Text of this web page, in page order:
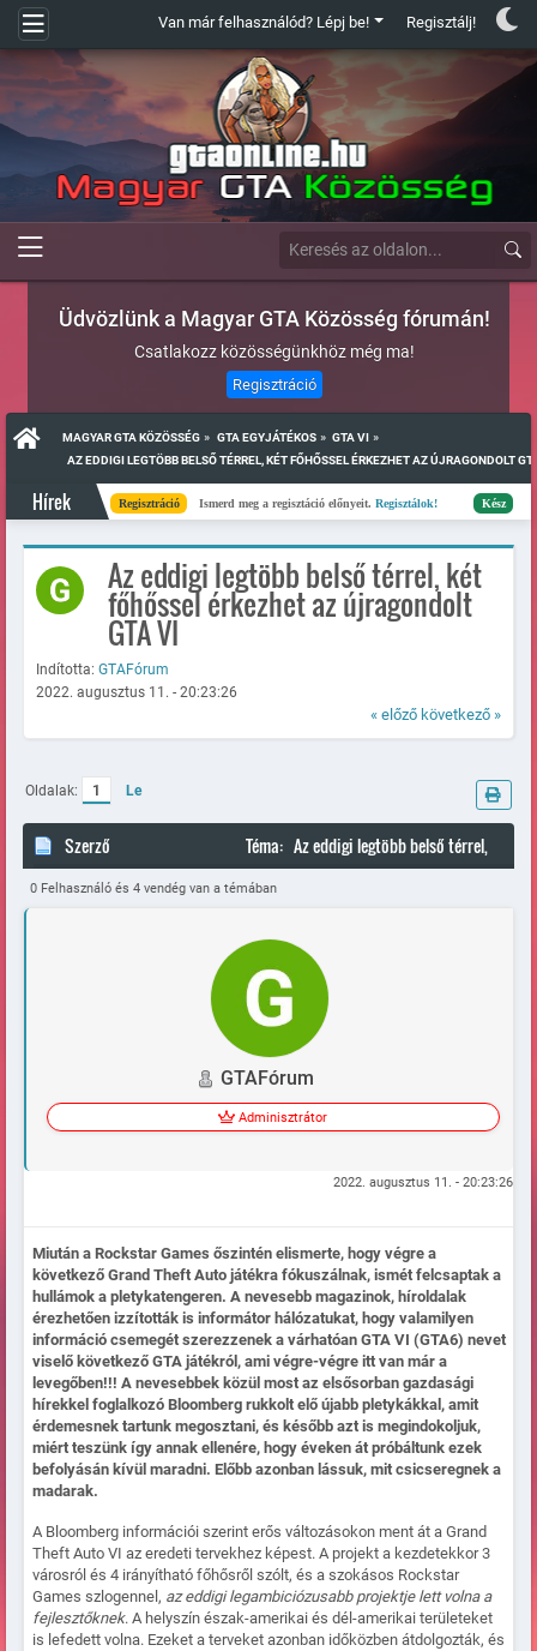
Van már felhasználód? Lépj be! Regisztálj!
Üdvözlünk a Magyar GTA Közösség fórumán!
Csatlakozz közösségünkhöz még ma!
Regisztráció
MAGYAR GTA KÖZÖSSÉG » GTA EGYJÁTÉKOS » GTA VI »
AZ EDDIGI LEGTÖBB BELSŐ TÉRREL, KÉT FŐHŐSSEL ÉRKEZHET AZ ÚJRAGONDOLT
HírekRegisztráció Ismerd meg a regisztáció előnyeit. Regisztálok! Kész Elkészült
Az eddigi legtöbb belső térrel, két
főhőssel érkezhet az újragondolt
GTA VI
Indította: GTAFórum
2022. augusztus 11. - 20:23:26
« előző következő »
Oldalak: 1 Le
Szerző
Téma: Az eddigi legtöbb belső térrel,
két főhőssel érkezhet az újragondolt GTA VI (Megtekintve 84631
0 Felhasználó és 4 vendég van a témában
GTAFórum
Adminisztrátor
2022. augusztus 11. - 20:23:26
Miután a Rockstar Games őszintén elismerte, hogy végre a
következő Grand Theft Auto játékra fókuszálnak, ismét felcsaptak a
hullámok a pletykatengeren. A nevesebb magazinok, híroldalak
érezhetően izzították is informátor hálózatukat, hogy valamilyen
információ csemegét szerezzenek a várhatóan GTA VI (GTA6) nevet
viselő következő GTA játékról, ami végre-végre itt van már a
levegőben!!! A nevesebbek közül most az elsősorban gazdasági
hírekkel foglalkozó Bloomberg rukkolt elő újabb pletykákkal, amit
érdemesnek tartunk megosztani, és később azt is megindokoljuk,
miért teszünk így annak ellenére, hogy éveken át próbáltunk ezek
befolyásán kívül maradni. Előbb azonban lássuk, mit csicseregnek a
madarak.
A Bloomberg információi szerint erős változásokon ment át a Grand
Theft Auto VI az eredeti tervekhez képest. A projekt a kezdetekkor 3
városról és 4 irányítható főhősről szólt, és a szokásos Rockstar
Games szlogennel, az eddigi legambiciózusabb projektje lett volna a
fejlesztőknek. A helyszín észak-amerikai és dél-amerikai területeket
is lefedett volna. Ezeket a terveket azonban időközben átdolgozták, és